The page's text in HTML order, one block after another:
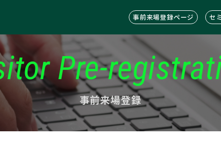
事前来場登録ページ セ
Pre-
事前来場登録